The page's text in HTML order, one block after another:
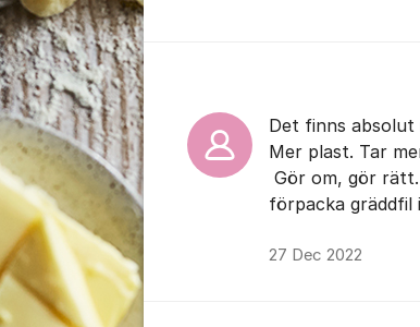
Det finns absolut
Mer plast. Tar
Gör om, gör
förpacka gräddfil
27 Dec 2022